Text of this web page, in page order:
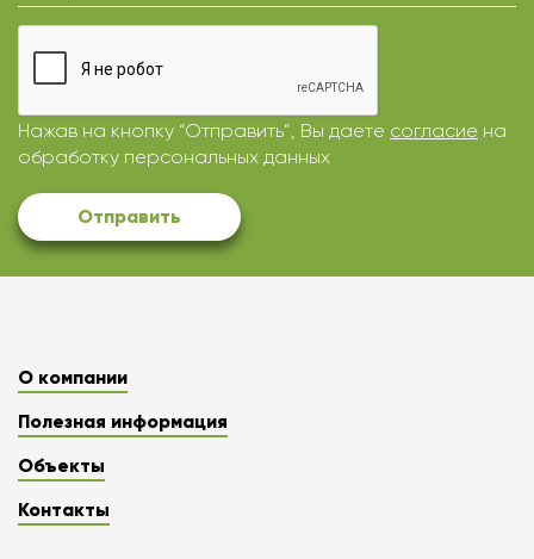
Нажав на кнопку “Отправить”, Вы даете согласие на
обработку персональных данных
Отправить
О компании
Полезная информация
Объекты
Контакты